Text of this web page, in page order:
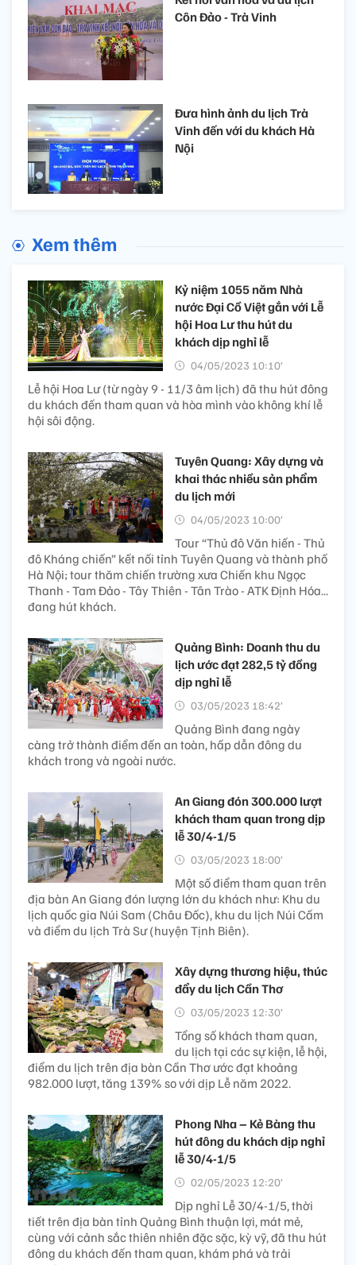
Côn Đảo - Trà Vinh
Đưa hình ảnh du lịch Trà
Vinh đến với du khách Hà
Nội
Xem thêm
Kỷ niệm 1055 năm Nhà
nước Đại Cồ Việt gắn với Lễ
hội Hoa Lư thu hút du
khách dịp nghỉ lễ
04/05/2023 10:10’
Lễ hội Hoa Lư (từ ngày 9 - 11/3 âm lịch) đã thu hút đông
du khách đến tham quan và hòa mình vào không khí lễ
hội sôi động.
Tuyên Quang: Xây dựng và
khai thác nhiều sản phẩm
du lịch mới
04/05/2023 10:00’
Tour “Thủ đô Văn hiến - Thủ
đô Kháng chiến” kết nối tỉnh Tuyên Quang và thành phố
Hà Nội; tour thăm chiến trường xưa Chiến khu Ngọc
Thanh - Tam Đảo - Tây Thiên - Tân Trào - ATK Định Hóa...
đang hút khách.
Quảng Bình: Doanh thu du
lịch ước đạt 282,5 tỷ đồng
dịp nghỉ lễ
03/05/2023 18:42’
Quảng Bình đang ngày
càng trở thành điểm đến an toàn, hấp dẫn đông du
khách trong và ngoài nước.
An Giang đón 300.000 lượt
khách tham quan trong dịp
lễ 30/4-1/5
03/05/2023 18:00’
Một số điểm tham quan trên
địa bàn An Giang đón lượng lớn du khách như: Khu du
lịch quốc gia Núi Sam (Châu Đốc), khu du lịch Núi Cấm
và điểm du lịch Trà Sư (huyện Tịnh Biên).
Xây dựng thương hiệu, thúc
đẩy du lịch Cần Thơ
03/05/2023 12:30’
Tổng số khách tham quan,
du lịch tại các sự kiện, lễ hội,
điểm du lịch trên địa bàn Cần Thơ ước đạt khoảng
982.000 lượt, tăng 139% so với dịp Lễ năm 2022.
Phong Nha – Kẻ Bàng thu
hút đông du khách dịp nghỉ
lễ 30/4-1/5
02/05/2023 12:20’
Dịp nghỉ Lễ 30/4-1/5, thời
tiết trên địa bàn tỉnh Quảng Bình thuận lợi, mát mẻ,
cùng với cảnh sắc thiên nhiên đặc sặc, kỳ vỹ, đã thu hút
đông du khách đến tham quan, khám phá và trải